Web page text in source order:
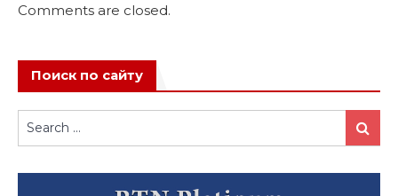
Comments are closed.
Поиск по сайту
Search
for:
Search